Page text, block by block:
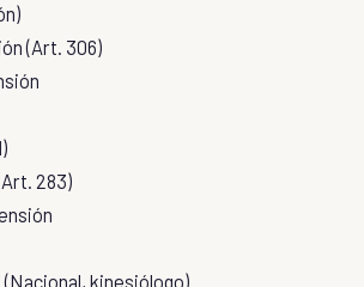
(Art. 306)
283)
kinesiólogo)